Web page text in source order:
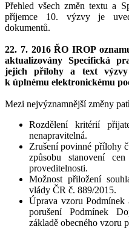
Přehled všech změn textu a
příjemce 10. výzvy je
dokumentů.
22. 7. 2016ŘO IROP
aktualizovány Specifická
jejich přílohy a text
k úplnému elektronickému
Mezi nejvýznamnější změny
Rozdělení kritérií
nenapravitelná.
Zrušení povinné přílohy
způsobu stanovení
proveditelnosti.
Možnost přiložení
vlády ČR č. 889/2015.
Úprava vzoru Podmínek
porušení Podmínek
základě obecného vzoru